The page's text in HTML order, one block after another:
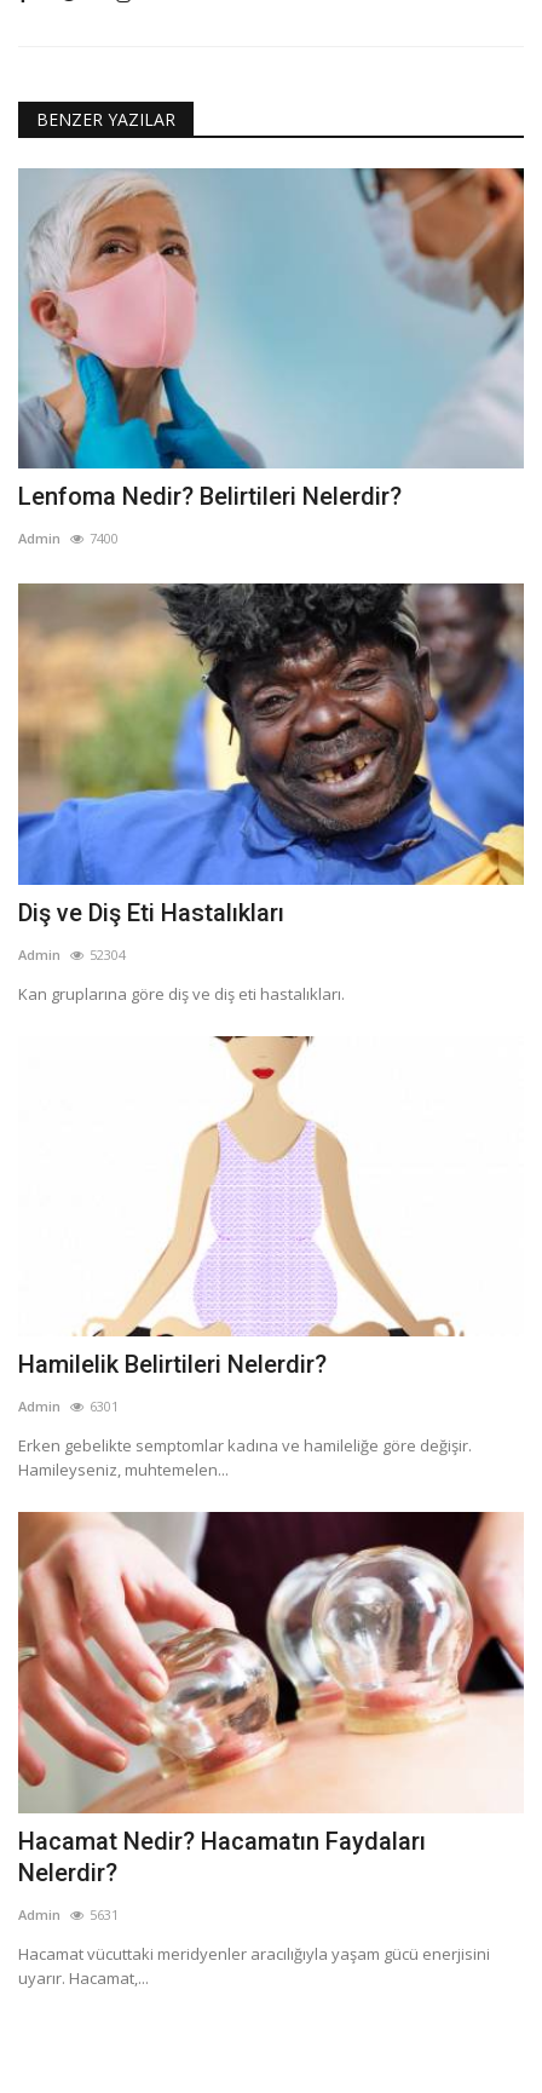
BENZER YAZILAR
Lenfoma Nedir? Belirtileri Nelerdir?
Admin 7400
Diş ve Diş Eti Hastalıkları
Admin 52304
Kan gruplarına göre diş ve diş eti hastalıkları.
Hamilelik Belirtileri Nelerdir?
Admin 6301
Erken gebelikte semptomlar kadına ve hamileliğe göre değişir.
Hamileyseniz, muhtemelen...
Hacamat Nedir? Hacamatın Faydaları
Nelerdir?
Admin 5631
Hacamat vücuttaki meridyenler aracılığıyla yaşam gücü enerjisini
uyarır. Hacamat,...